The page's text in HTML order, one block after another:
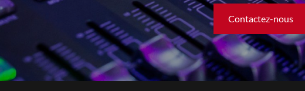
Contactez-nous